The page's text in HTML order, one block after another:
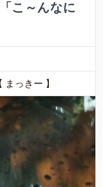
こ～んなに
っきー 】